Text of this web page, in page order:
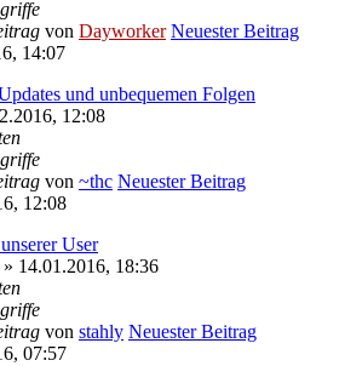
von Dayworker Neuester Beitrag
14:07
und unbequemen Folgen
12:08
von ~thc Neuester Beitrag
12:08
User
» 14.01.2016, 18:36
von stahly Neuester Beitrag
07:57